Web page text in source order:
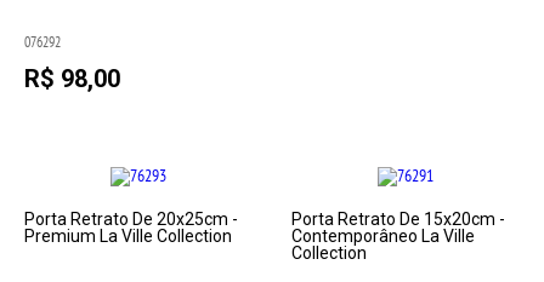
076292
R$ 98,00
Porta Retrato De 20x25cm -
Premium La Ville Collection
Porta Retrato De 15x20cm -
Contemporâneo La Ville
Collection